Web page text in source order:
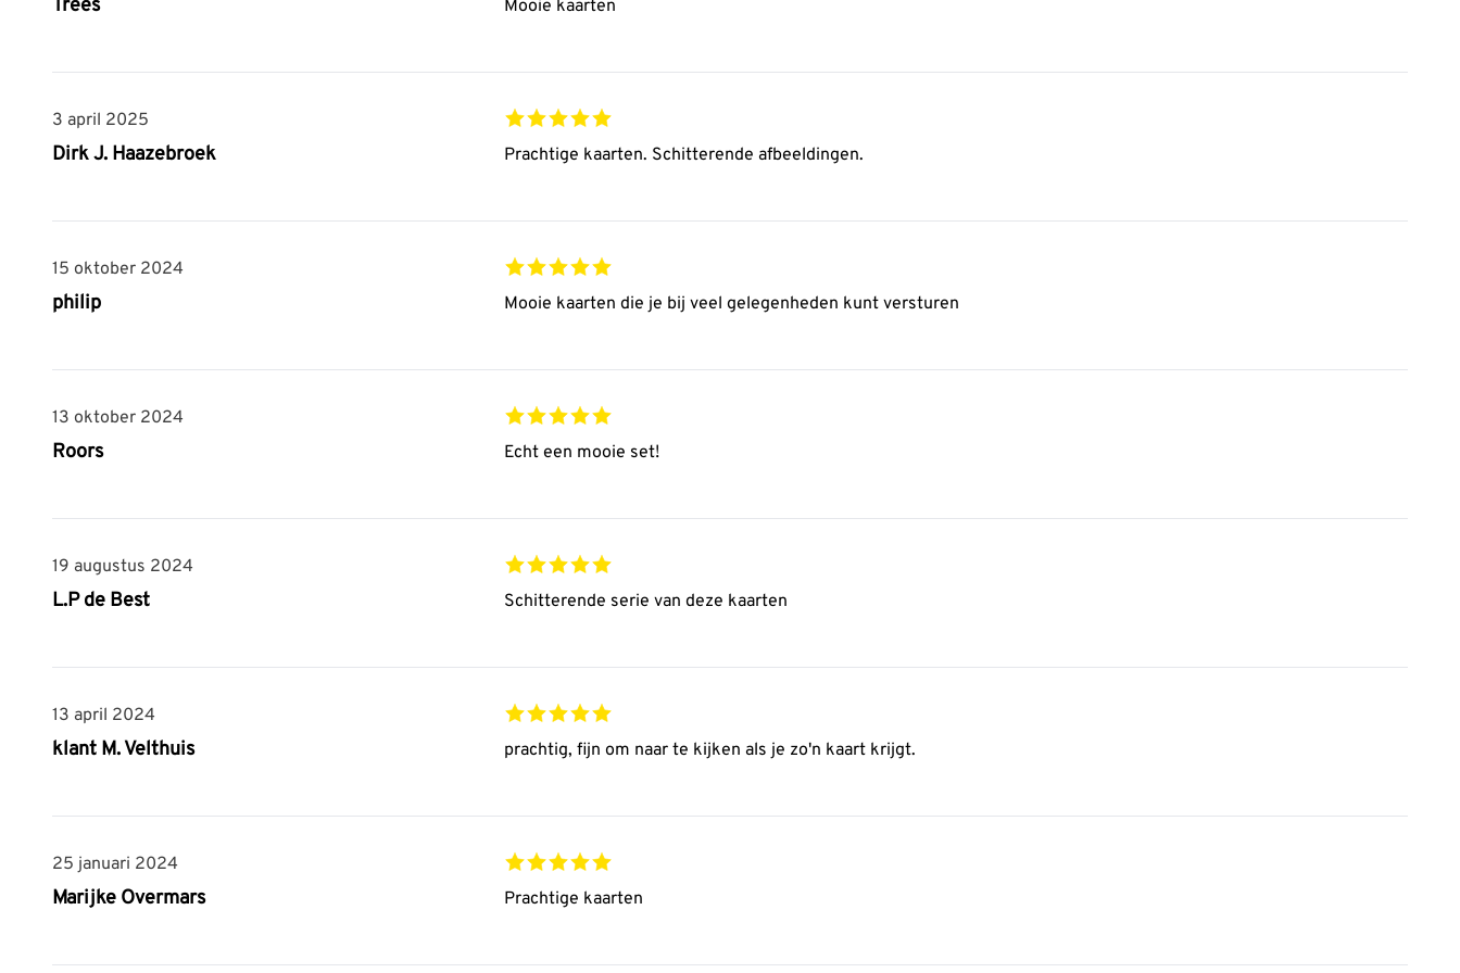
Trees Mooie kaarten
3 april 2025
3 april 2025
Dirk J. Haazebroek Prachtige kaarten. Schitterende afbeeldingen.
15 oktober 2024
15 oktober 2024
philip Mooie kaarten die je bij veel gelegenheden kunt versturen
13 oktober 2024
13 oktober 2024
Roors Echt een mooie set!
19 augustus 2024
19 augustus 2024
L.P de Best Schitterende serie van deze kaarten
13 april 2024
13 april 2024
klant M. Velthuis prachtig, fijn om naar te kijken als je zo'n kaart krijgt.
25 januari 2024
25 januari 2024
Marijke Overmars Prachtige kaarten